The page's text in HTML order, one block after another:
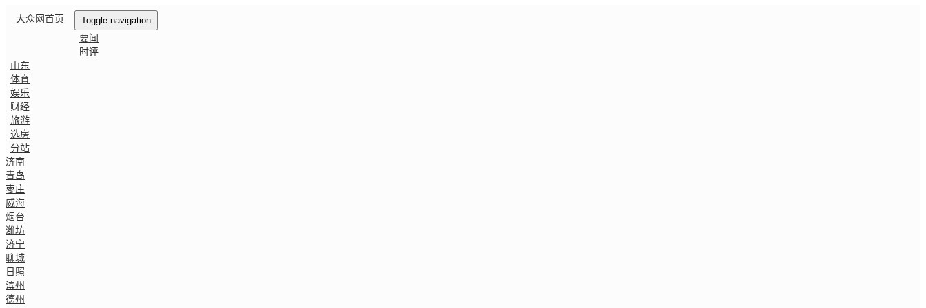
Toggle navigation
大众网首页
要闻
时评
山东
体育
娱乐
财经
旅游
选房
分站
济南
青岛
枣庄
威海
烟台
潍坊
济宁
聊城
日照
滨州
德州